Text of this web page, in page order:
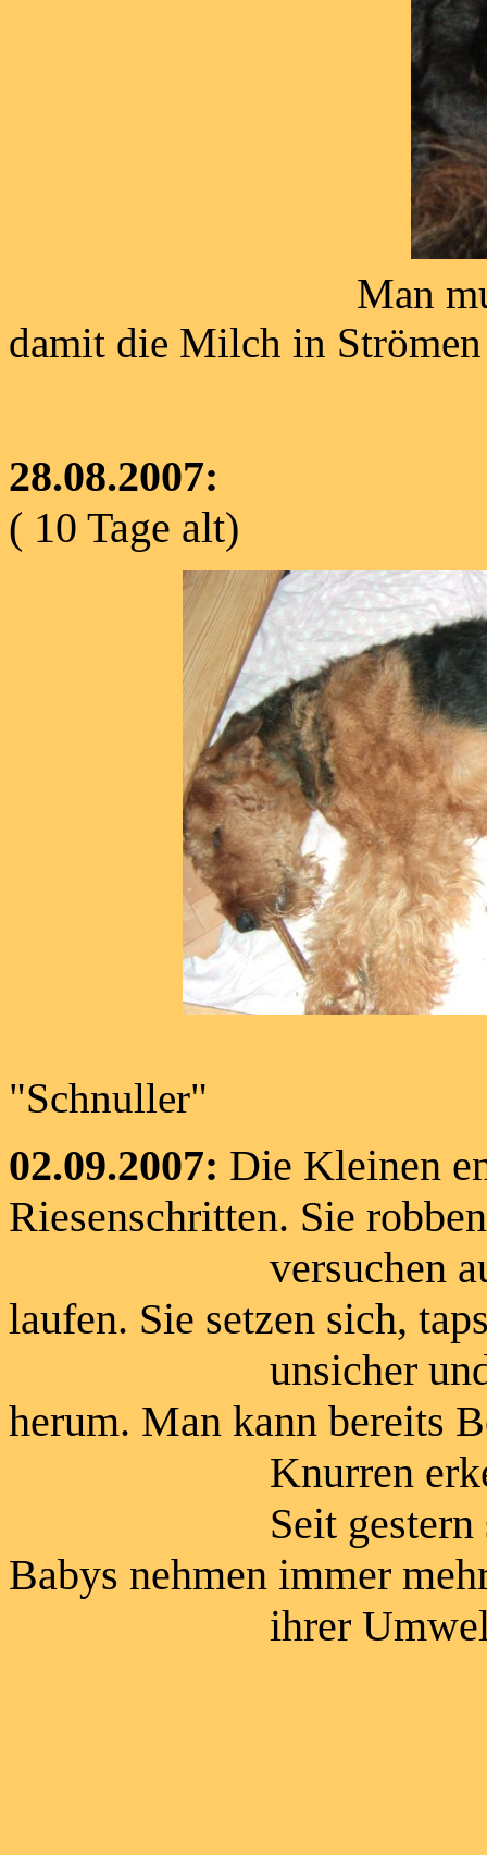
Man muss
damit die Milch in
28.08.2007:
( 10 Tage alt)
"Schnuller"
02.09.2007: Die Kleinen
Riesenschritten. Sie
versuchen auf die
laufen. Sie setzen sich,
unsicher und
herum. Man kann bereits
Knurren
Seit gestern sind
Babys nehmen immer
ihrer Umwelt